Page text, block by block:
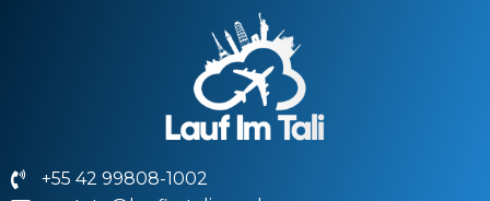
+55 42 99808-1002